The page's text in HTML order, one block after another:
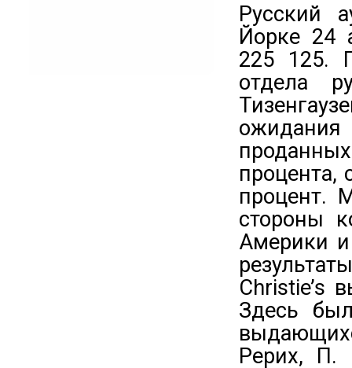
Русский
Йорке 24
225 125.
отдела
процента,
процент.
стороны
Америки
Christie’s
Здесь
Рерих, П.